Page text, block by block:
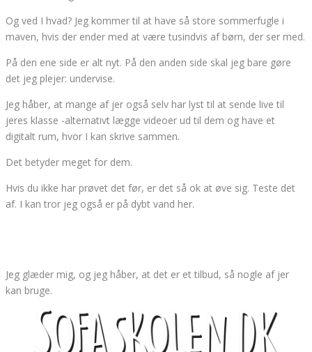
Og ved I hvad? Jeg kommer til at have så store sommerfugle i
maven, hvis der ender med at være tusindvis af børn, der ser med.
På den ene side er alt nyt. På den anden side skal jeg bare gøre
det jeg plejer: undervise.
Jeg håber, at mange af jer også selv har lyst til at sende live til
jeres klasse -alternativt lægge videoer ud til dem og have et
digitalt rum, hvor I kan skrive sammen.
Det betyder meget for dem.
Hvis du ikke har prøvet det før, er det så ok at øve sig. Teste det
af. I kan tror jeg også er på dybt vand her.
Jeg glæder mig, og jeg håber, at det er et tilbud, så nogle af jer
kan bruge.